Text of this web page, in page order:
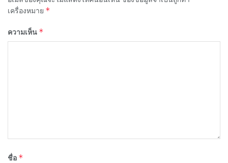
เครื่องหมาย *
ความเห็น *
ชื่อ *